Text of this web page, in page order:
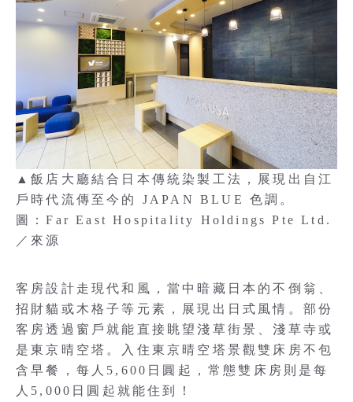
▲飯店大廳結合日本傳統染製工法，展現出自江
戶時代流傳至今的 JAPAN BLUE 色調。
圖：Far East Hospitality Holdings Pte Ltd.
／來源
客房設計走現代和風，當中暗藏日本的不倒翁、
招財貓或木格子等元素，展現出日式風情。部份
客房透過窗戶就能直接眺望淺草街景、淺草寺或
是東京晴空塔。入住東京晴空塔景觀雙床房不包
含早餐，每人5,600日圓起，常態雙床房則是每
人5,000日圓起就能住到！